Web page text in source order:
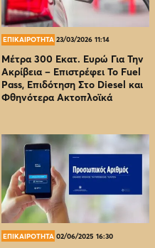
ΕΠΙΚΑΙΡΟΤΗΤΑ 23/03/2026 11:14
Μέτρα 300 Εκατ. Ευρώ Για Την
Ακρίβεια – Επιστρέφει Το Fuel
Pass, Επιδότηση Στο Diesel και
Φθηνότερα Ακτοπλοϊκά
ΕΠΙΚΑΙΡΟΤΗΤΑ 02/06/2025 16:30